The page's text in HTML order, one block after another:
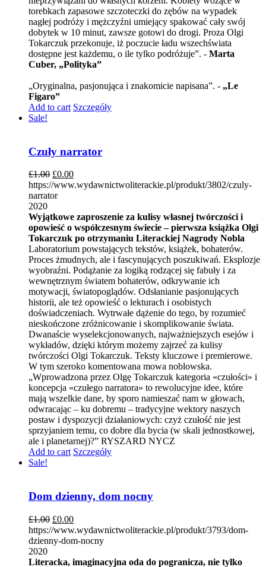
torebkach zapasowe szczoteczki do zębów na wypadek
nagłej podróży i mężczyźni umiejący spakować cały swój
dobytek w 10 minut, zawsze gotowi do drogi. Proza Olgi
Tokarczuk przekonuje, iż poczucie ładu wszechświata
dostępne jest każdemu, o ile tylko podróżuje”. - Marta
Cuber, „Polityka”
„Oryginalna, pasjonująca i znakomicie napisana”. - „Le
Figaro”
Add to cart Szczegóły
Sale!
Czuły narrator
£1.00 £0.00
https://www.wydawnictwoliterackie.pl/produkt/3802/czuly-
narrator
2020
Wyjątkowe zaproszenie za kulisy własnej twórczości i
opowieść o współczesnym świecie – pierwsza książka Olgi
Tokarczuk po otrzymaniu Literackiej Nagrody Nobla
Laboratorium powstających tekstów, książek, bohaterów.
Proces żmudnych, ale i fascynujących poszukiwań. Eksplozje
wyobraźni. Podążanie za logiką rodzącej się fabuły i za
wewnętrznym światem bohaterów, odkrywanie ich
motywacji, światopoglądów. Odsłanianie pasjonujących
historii, ale też opowieść o lekturach i osobistych
doświadczeniach. Wytrwałe dążenie do tego, by rozumieć
nieskończone zróżnicowanie i skomplikowanie świata.
Dwanaście wyselekcjonowanych, najważniejszych esejów i
wykładów, dzięki którym możemy zajrzeć za kulisy
twórczości Olgi Tokarczuk. Teksty kluczowe i premierowe.
W tym szeroko komentowana mowa noblowska.
„Wprowadzona przez Olgę Tokarczuk kategoria «czułości» i
koncepcja «czułego narratora» to rewolucyjne idee, które
mają wszelkie dane, by sporo namieszać nam w głowach,
odwracając – ku dobremu – tradycyjne wektory naszych
postaw i dyspozycji działaniowych: czyż czułość nie jest
sprzyjaniem temu, co dobre dla bycia (w skali jednostkowej,
ale i planetarnej)?” RYSZARD NYCZ
Add to cart Szczegóły
Sale!
Dom dzienny, dom nocny
£1.00 £0.00
https://www.wydawnictwoliterackie.pl/produkt/3793/dom-
dzienny-dom-nocny
2020
Literacka, imaginacyjna oda do pogranicza, nie tylko